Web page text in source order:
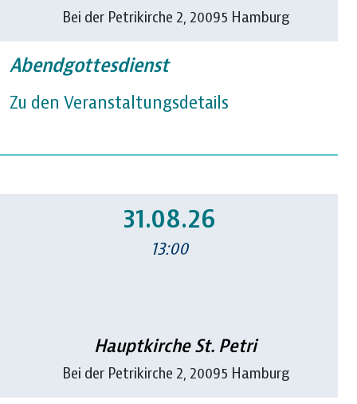
Bei der Petrikirche 2, 20095 Hamburg
Abendgottesdienst
Zu den Veranstaltungsdetails
31.08.26
13:00
Hauptkirche St. Petri
Bei der Petrikirche 2, 20095 Hamburg